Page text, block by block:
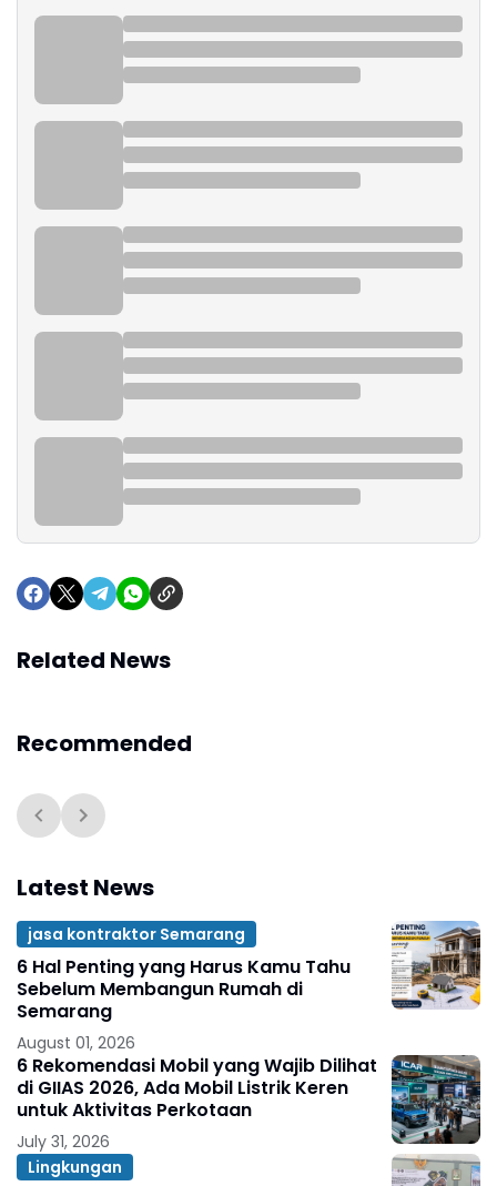
Related News
Recommended
Latest News
jasa kontraktor Semarang
6 Hal Penting yang Harus Kamu Tahu
Sebelum Membangun Rumah di
Semarang
August 01, 2026
6 Rekomendasi Mobil yang Wajib Dilihat
di GIIAS 2026, Ada Mobil Listrik Keren
untuk Aktivitas Perkotaan
July 31, 2026
Lingkungan